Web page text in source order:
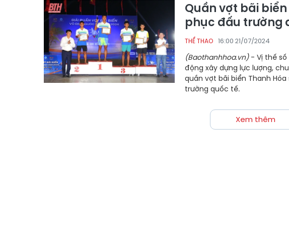
Quần vợt bãi
phục đấu trường
THỂ THAO 16:00 21/07/2024
(Baothanhhoa.vn)- Vị thế số
động xây dựng lực lượng,
quần vợt bãi biển Thanh
trường quốc tế.
Xem thêm